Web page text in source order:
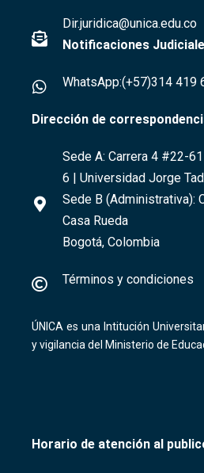
Dir.juridica@unica.edu.co
Notificaciones
WhatsApp:(+57)314 419
Dirección de
Sede A: Carrera 4 #22-61
6 | Universidad Jorge
Sede B (Administrativa):
Casa Rueda
Bogotá, Colombia
Términos y condiciones
ÚNICA es una Intitución
y vigilancia del Ministerio de
Horario de atención al